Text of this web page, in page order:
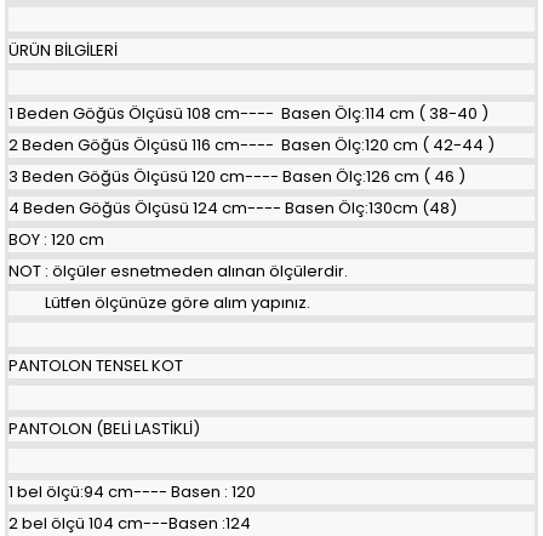
ÜRÜN BİLGİLERİ
1 Beden Göğüs Ölçüsü 108 cm---- Basen Ölç:114 cm ( 38-40 )
2 Beden Göğüs Ölçüsü 116 cm---- Basen Ölç:120 cm ( 42-44 )
3 Beden Göğüs Ölçüsü 120 cm---- Basen Ölç:126 cm ( 46 )
4 Beden Göğüs Ölçüsü 124 cm---- Basen Ölç:130cm (48)
BOY : 120 cm
NOT : ölçüler esnetmeden alınan ölçülerdir.
Lütfen ölçünüze göre alım yapınız.
PANTOLON TENSEL KOT
PANTOLON (BELİ LASTİKLİ)
1 bel ölçü:94 cm---- Basen : 120
2 bel ölçü 104 cm---Basen :124